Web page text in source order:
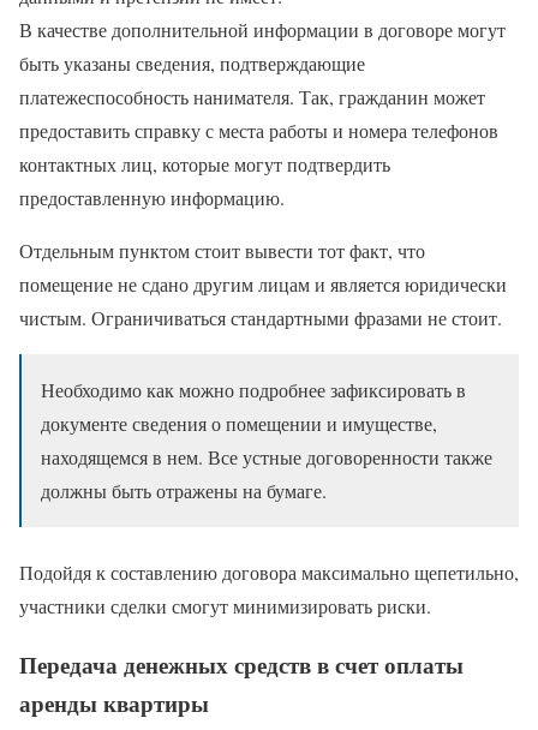
В качестве дополнительной информации в договоре могут
быть указаны сведения, подтверждающие
платежеспособность нанимателя. Так, гражданин может
предоставить справку с места работы и номера телефонов
контактных лиц, которые могут подтвердить
предоставленную информацию.
Отдельным пунктом стоит вывести тот факт, что
помещение не сдано другим лицам и является юридически
чистым. Ограничиваться стандартными фразами не стоит.
Необходимо как можно подробнее зафиксировать в
документе сведения о помещении и имуществе,
находящемся в нем. Все устные договоренности также
должны быть отражены на бумаге.
Подойдя к составлению договора максимально щепетильно,
участники сделки смогут минимизировать риски.
Передача денежных средств в счет оплаты
аренды квартиры